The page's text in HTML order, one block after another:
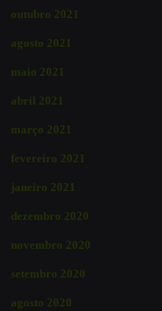
outubro 2021
agosto 2021
maio 2021
abril 2021
março 2021
fevereiro 2021
janeiro 2021
dezembro 2020
novembro 2020
setembro 2020
agosto 2020